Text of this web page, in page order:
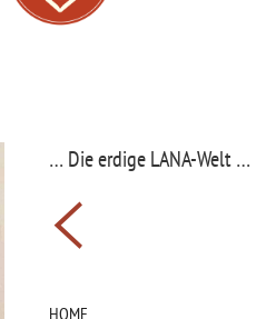
… Die erdige LANA-Welt …
HOME